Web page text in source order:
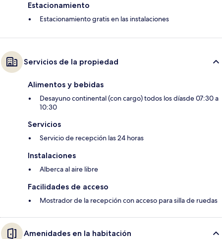
Estacionamiento
Estacionamiento gratis en las instalaciones
Servicios de la propiedad
Alimentos y bebidas
Desayuno continental (con cargo) todos los díasde 07:30 a
10:30
Servicios
Servicio de recepción las 24 horas
Instalaciones
Alberca al aire libre
Facilidades de acceso
Mostrador de la recepción con acceso para silla de ruedas
Amenidades en la habitación